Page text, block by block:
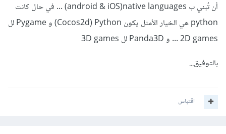
أن تُبني ب android & iOS)native languages) ... في حال كانت
python هي الخيار الأمثل يكون Cocos2d) Python) و Pygame لل
2D games ... و Panda3D لل 3D games
بالتوفيق...
اقتباس